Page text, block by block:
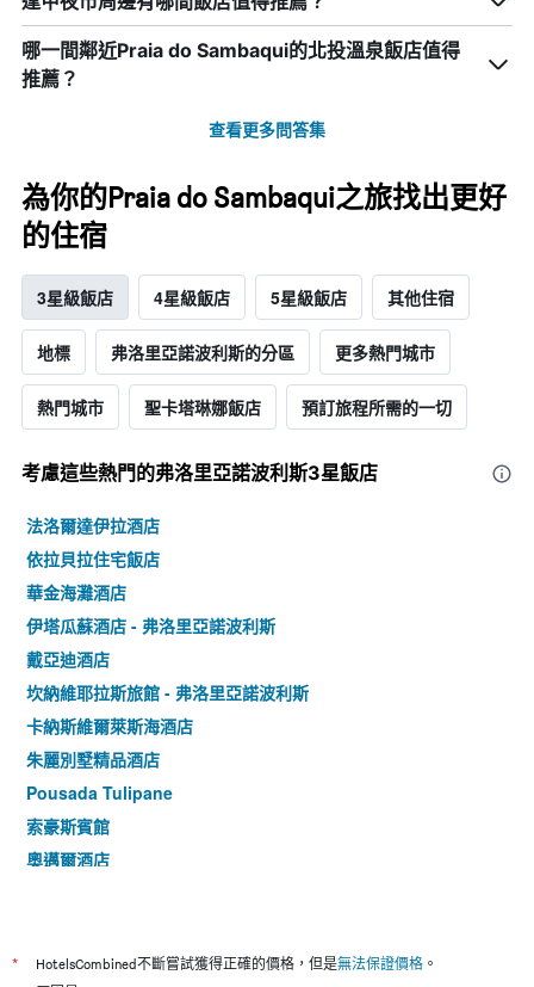
哪一間鄰近Praia do Sambaqui的北投溫泉飯店值得
推薦？
查看更多問答集
為你的Praia do Sambaqui之旅找出更好
的住宿
3星級飯店 4星級飯店 5星級飯店 其他住宿
地標 弗洛里亞諾波利斯的分區 更多熱門城市
熱門城市 聖卡塔琳娜飯店 預訂旅程所需的一切
考慮這些熱門的弗洛里亞諾波利斯3星​飯店
法洛爾達伊拉酒店
依拉貝拉住宅飯店
華金海灘酒店
伊塔瓜蘇酒店 - 弗洛里亞諾波利斯
戴亞迪酒店
坎納維耶拉斯旅館 - 弗洛里亞諾波利斯
卡納斯維爾萊斯海酒店
朱麗別墅精品酒店
Pousada Tulipane
索豪斯賓館
奧邁爾酒店
普拉亞英格勒斯格納尼斯酒店 - 弗洛里亞諾波利斯
* HotelsCombined不斷嘗試獲得正確的價格，但是無法保證價格 。